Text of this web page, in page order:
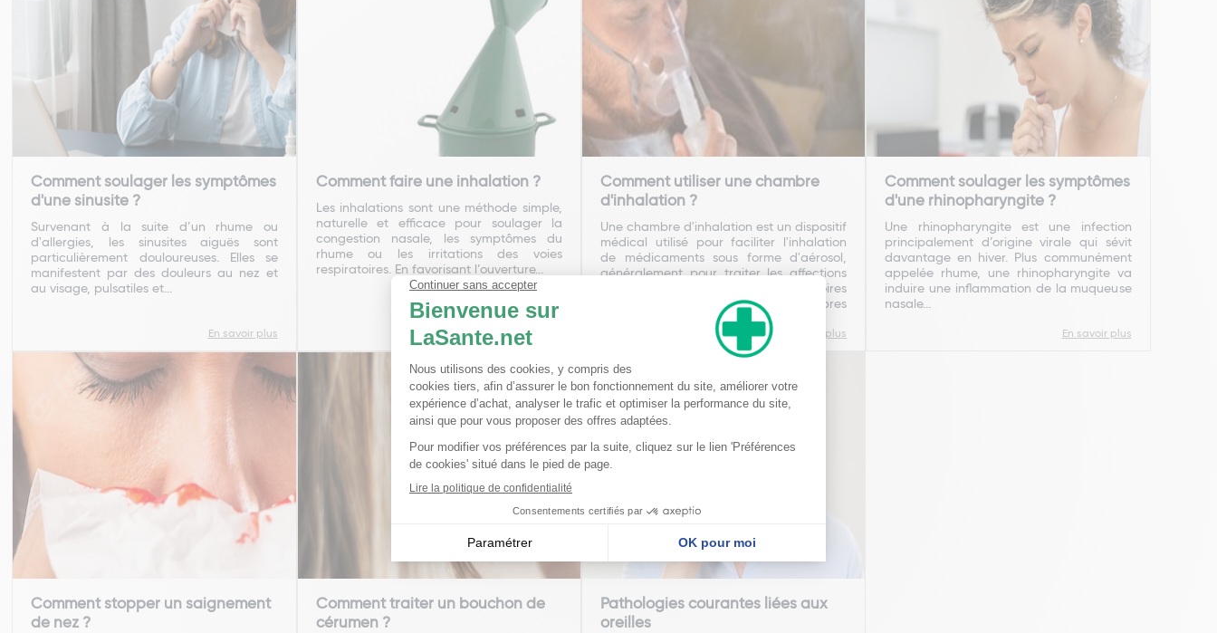
Comment soulager les symptômes
d'une sinusite ?
Survenant à la suite d’un rhume ou
d'allergies, les sinusites aiguës sont
particulièrement douloureuses. Elles se
manifestent par des douleurs au nez et
au visage, pulsatiles et...
En savoir plus
Comment faire une inhalation ?
Les inhalations sont une méthode simple,
naturelle et efficace pour soulager la
congestion nasale, les symptômes du
rhume ou les irritations des voies
respiratoires. En favorisant l’ouverture...
En savoir plus
Comment utiliser une chambre
d'inhalation ?
Une chambre d'inhalation est un dispositif
médical utilisé pour faciliter l'inhalation
de médicaments sous forme d'aérosol,
généralement pour traiter les affections
respiratoires les affections respiratoires
comme l'asthme. Les chambres
En savoir plus
Comment soulager les symptômes
d'une rhinopharyngite ?
Une rhinopharyngite est une infection
principalement d’origine virale qui sévit
davantage en hiver. Plus communément
appelée rhume, une rhinopharyngite va
induire une inflammation de la muqueuse
nasale...
En savoir plus
Comment stopper un saignement
de nez ?
Comment traiter un bouchon de
cérumen ?
Pathologies courantes liées aux
oreilles